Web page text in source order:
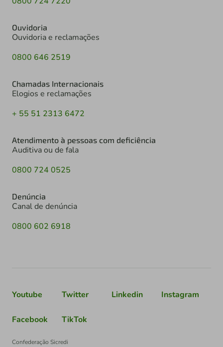
Ouvidoria
Ouvidoria e reclamações
0800 646 2519
Chamadas Internacionais
Elogios e reclamações
+ 55 51 2313 6472
Atendimento à pessoas com deficiência
Auditiva ou de fala
0800 724 0525
Denúncia
Canal de denúncia
0800 602 6918
Youtube Twitter Linkedin Instagram
Facebook TikTok
Confederação Sicredi